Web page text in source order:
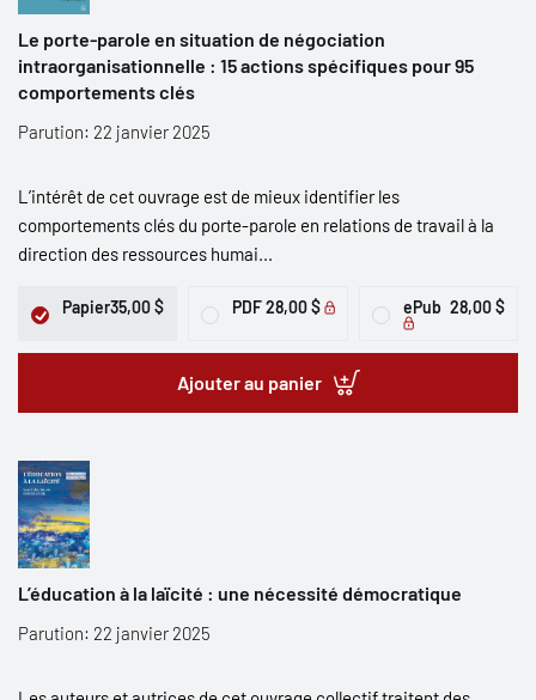
Le porte-parole en situation de négociation
intraorganisationnelle : 15 actions spécifiques pour 95
comportements clés
Parution: 22 janvier 2025
L’intérêt de cet ouvrage est de mieux identifier les
comportements clés du porte-parole en relations de travail à la
direction des ressources humai...
Papier35,00 $ PDF28,00 $ ePub 28,00 $
Ajouter au panier
L’éducation à la laïcité : une nécessité démocratique
Parution: 22 janvier 2025